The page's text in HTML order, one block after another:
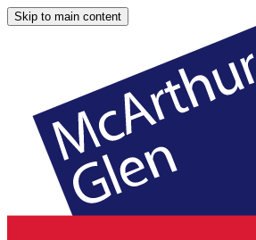
Skip to main content